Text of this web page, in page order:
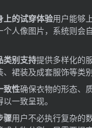
上的试穿体验用户能够
个人像图片，系统则会
类别支持提供多样化的
、裙装及成套服饰等类别
致性确保衣物的形态、
一致呈现。
骤用户不必执行复杂的